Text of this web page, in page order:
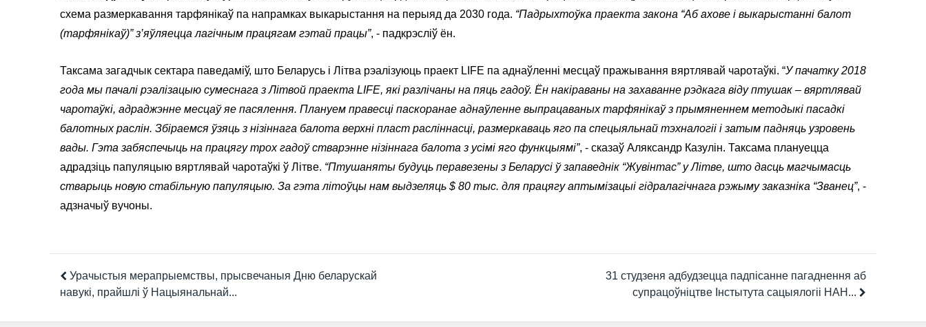
схема размеркавання тарфянікаў па напрамках выкарыстання на перыяд да 2030 года. “Падрыхтоўка праекта закона “Аб ахове і выкарыстанні балот
(тарфянікаў)” з’яўляецца лагічным працягам гэтай працы”, - падкрэсліў ён.
Таксама загадчык сектара паведаміў, што Беларусь і Літва рэалізуюць праект LIFE па аднаўленні месцаў пражывання вяртлявай чаротаўкі. “У пачатку 2018
года мы пачалі рэалізацыю сумеснага з Літвой праекта LIFE, які разлічаны на пяць гадоў. Ён накіраваны на захаванне рэдкага віду птушак – вяртлявай
чаротаўкі, адраджэнне месцаў яе пасялення. Плануем правесці паскоранае аднаўленне выпрацаваных тарфянікаў з прымяненнем методыкі пасадкі
балотных раслін. Збіраемся ўзяць з нізіннага балота верхні пласт расліннасці, размеркаваць яго па спецыяльнай тэхналогіі і затым падняць узровень
вады. Гэта забяспечыць на працягу трох гадоў стварэнне нізіннага балота з усімі яго функцыямі”, - сказаў Аляксандр Казулін. Таксама плануецца
адрадзіць папуляцыю вяртлявай чаротаўкі ў Літве. “Птушаняты будуць перавезены з Беларусі ў запаведнік “Жувінтас” у Літве, што дасць магчымасць
стварыць новую стабільную папуляцыю. За гэта літоўцы нам выдзеляць $ 80 тыс. для працягу аптымізацыі гідралагічнага рэжыму заказніка “Званец”, -
адзначыў вучоны.
Урачыстыя мерапрыемствы, прысвечаныя Дню беларускай
навукі, прайшлі ў Нацыянальнай...
31 студзеня адбудзецца падпісанне пагаднення аб
супрацоўніцтве Інстытута сацыялогіі НАН...